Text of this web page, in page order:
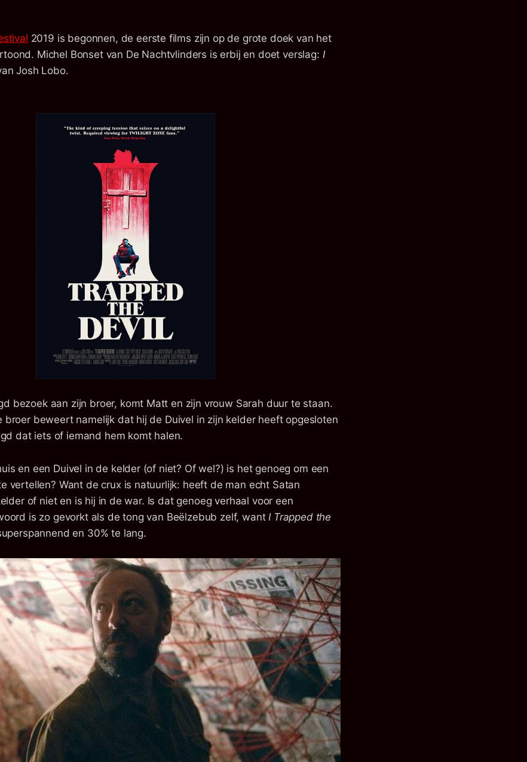
2019 is begonnen, de eerste films zijn op de grote doek van het
Michel Bonset van De Nachtvlinders is erbij en doet verslag: I
Josh Lobo.
bezoek aan zijn broer, komt Matt en zijn vrouw Sarah duur te staan.
broer beweert namelijk dat hij de Duivel in zijn kelder heeft opgesloten
dat iets of iemand hem komt halen.
en een Duivel in de kelder (of niet? Of wel?) is het genoeg om een
vertellen? Want de crux is natuurlijk: heeft de man echt Satan
of niet en is hij in de war. Is dat genoeg verhaal voor een
is zo gevorkt als de tong van Beëlzebub zelf, want I Trapped the
en 30% te lang.